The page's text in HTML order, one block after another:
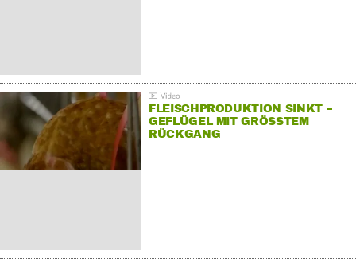
FLEISCHPRODUKTION SINKT –
GEFLÜGEL MIT GRÖSSTEM R
ÜCKGANG